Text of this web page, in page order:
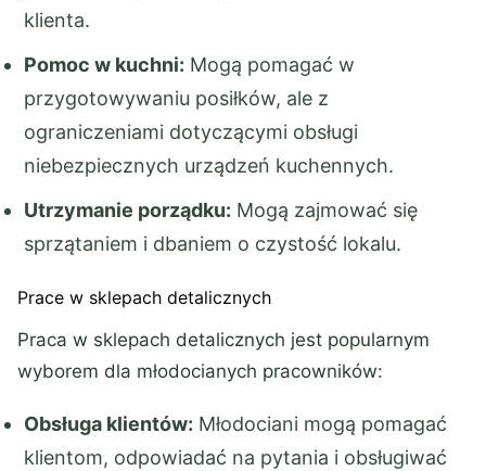
klienta.
Pomoc w kuchni: Mogą pomagać w
przygotowywaniu posiłków, ale z
ograniczeniami dotyczącymi obsługi
niebezpiecznych urządzeń kuchennych.
Utrzymanie porządku: Mogą zajmować się
sprzątaniem i dbaniem o czystość lokalu.
Prace w sklepach detalicznych
Praca w sklepach detalicznych jest popularnym
wyborem dla młodocianych pracowników:
Obsługa klientów: Młodociani mogą pomagać
klientom, odpowiadać na pytania i obsługiwać